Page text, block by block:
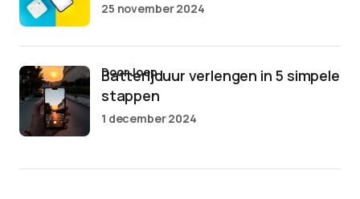
25 november 2024
Batterijduur verlengen in 5 simpele
stappen
door Joep
1 december 2024